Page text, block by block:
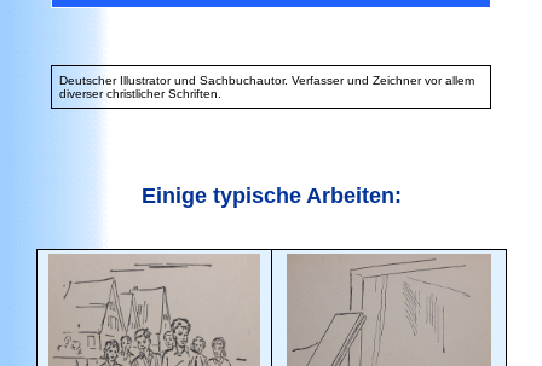
Deutscher Illustrator und Sachbuchautor. Verfasser und Zeichner vor allem
diverser christlicher Schriften.
Einige typische Arbeiten: